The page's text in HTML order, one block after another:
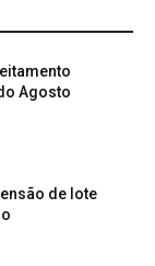
Agosto
de lote